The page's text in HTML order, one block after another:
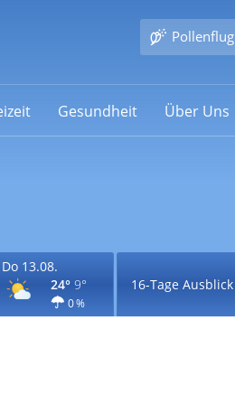
Pollenflug
Gesundheit Über Uns
Do 13.08.
24° 9°
0 %
16-Tage Ausblick